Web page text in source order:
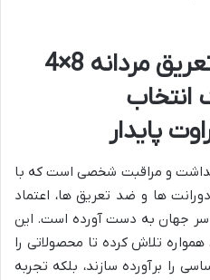
آشنایی با رول ضد تعریق مردانه 8×4
انتخاب
پایدار
بهداشت و مراقبت شخصی است که با
ها و ضد تعریق ها، اعتماد
جهان به دست آورده است. این
همواره تلاش کرده تا محصولاتی را
را برآورده سازند، بلکه تجربه